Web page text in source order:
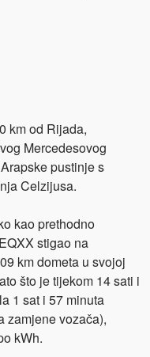
km od Rijada,
Mercedesovog
pustinje s
Celzijusa.
kao prethodno
stigao na
km dometa u svojoj
što je tijekom 14 sati i
1 sat i 57 minuta
zamjene vozača),
kWh.